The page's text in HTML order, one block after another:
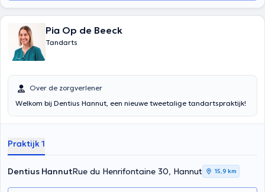
Pia Op de Beeck
Tandarts
Over de zorgverlener
Welkom bij Dentius Hannut, een nieuwe tweetalige tandartspraktijk!
Praktijk 1
Dentius HannutRue du Henrifontaine 30, Hannut 15,9 km